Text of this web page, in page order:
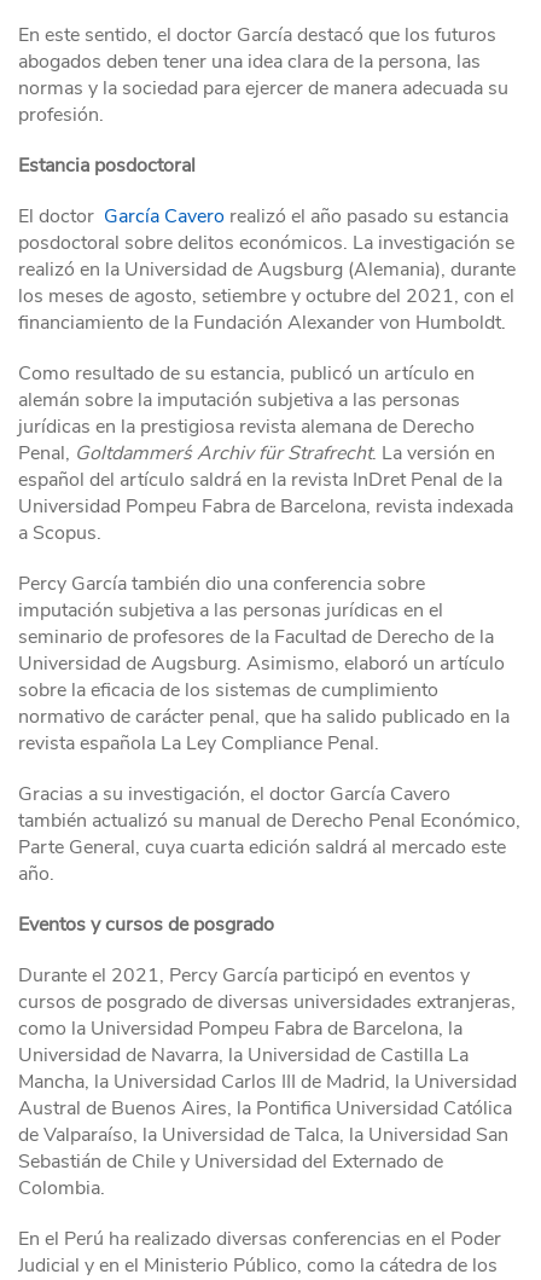
En este sentido, el doctor García destacó que los futuros
abogados deben tener una idea clara de la persona, las
normas y la sociedad para ejercer de manera adecuada su
profesión.
Estancia posdoctoral
El doctor García Cavero realizó el año pasado su estancia
posdoctoral sobre delitos económicos. La investigación se
realizó en la Universidad de Augsburg (Alemania), durante
los meses de agosto, setiembre y octubre del 2021, con el
financiamiento de la Fundación Alexander von Humboldt.
Como resultado de su estancia, publicó un artículo en
alemán sobre la imputación subjetiva a las personas
jurídicas en la prestigiosa revista alemana de Derecho
Penal, Goltdammer´s Archiv für Strafrecht. La versión en
español del artículo saldrá en la revista InDret Penal de la
Universidad Pompeu Fabra de Barcelona, revista indexada
a Scopus.
Percy García también dio una conferencia sobre
imputación subjetiva a las personas jurídicas en el
seminario de profesores de la Facultad de Derecho de la
Universidad de Augsburg. Asimismo, elaboró un artículo
sobre la eficacia de los sistemas de cumplimiento
normativo de carácter penal, que ha salido publicado en la
revista española La Ley Compliance Penal.
Gracias a su investigación, el doctor García Cavero
también actualizó su manual de Derecho Penal Económico,
Parte General, cuya cuarta edición saldrá al mercado este
año.
Eventos y cursos de posgrado
Durante el 2021, Percy García participó en eventos y
cursos de posgrado de diversas universidades extranjeras,
como la Universidad Pompeu Fabra de Barcelona, la
Universidad de Navarra, la Universidad de Castilla La
Mancha, la Universidad Carlos III de Madrid, la Universidad
Austral de Buenos Aires, la Pontifica Universidad Católica
de Valparaíso, la Universidad de Talca, la Universidad San
Sebastián de Chile y Universidad del Externado de
Colombia.
En el Perú ha realizado diversas conferencias en el Poder
Judicial y en el Ministerio Público, como la cátedra de los